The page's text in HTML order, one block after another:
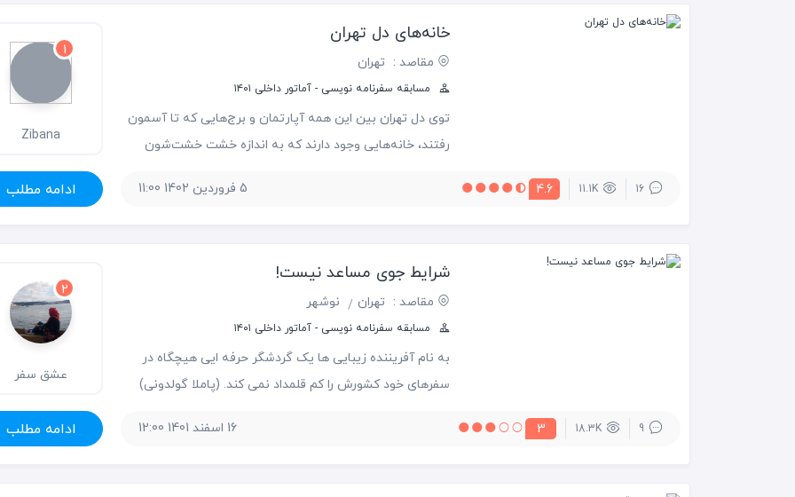
خانه‌های دل تهران
مقاصد : تهران
مسابقه سفرنامه نویسی - آماتور داخلی ۱۴۰۱
توی دل تهران بین این همه آپارتمان و برج‌هایی که تا آسمون
رفتند، خانه‌هایی وجود دارند که به اندازه خشت خشت‌شون
دوست داشته باشی که لحظاتی توی طهران قدیم و عصر قاجار
1
Zibana
16
11.1K
4.6 5 فروردین 1402 11:00 ادامه مطلب
شرایط جوی مساعد نیست!
مقاصد : تهران نوشهر
مسابقه سفرنامه نویسی - آماتور داخلی ۱۴۰۱
به نام آفریننده زیبایی ها یک گردشگر حرفه ایی هیچگاه در
سفرهای خود کشورش را کم قلمداد نمی کند. (پاملا گولدونی)
2
عشق سفر
9
18.3K
3 16 اسفند 1401 12:00 ادامه مطلب